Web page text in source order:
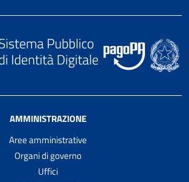
AMMINISTRAZIONE
Aree amministrative
Organi di governo
Uffici